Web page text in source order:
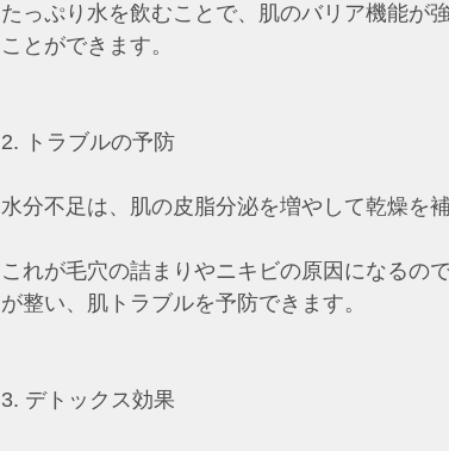
たっぷり水を飲むことで、肌のバリア機能が
ことができます。
2. トラブルの予防
水分不足は、肌の皮脂分泌を増やして乾燥を
これが毛穴の詰まりやニキビの原因になるの
が整い、肌トラブルを予防できます。
3. デトックス効果